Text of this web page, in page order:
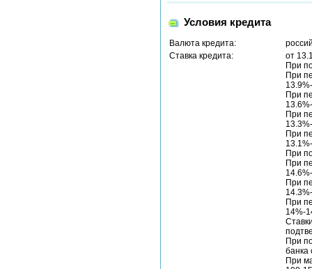
Условия кредита
Валюта кредита:
Ставка кредита:
от
При
При
При
При
При
При
При
При
При
14%-
При
банка
При